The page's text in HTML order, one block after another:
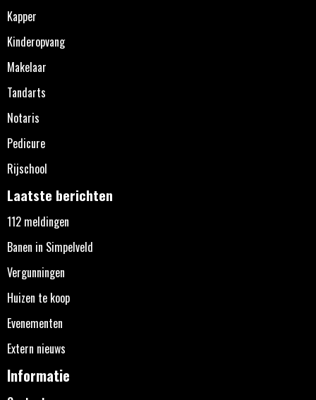
Kapper
Kinderopvang
Makelaar
Tandarts
Notaris
Pedicure
Rijschool
Laatste berichten
112 meldingen
Banen in Simpelveld
Vergunningen
Huizen te koop
Evenementen
Extern nieuws
Informatie